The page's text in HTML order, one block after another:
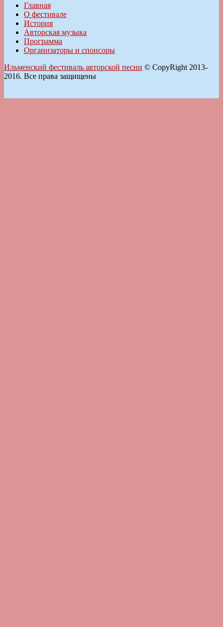
Главная
О фестивале
История
Авторская музыка
Программа
Организаторы и спонсоры
Ильменский фестиваль авторской песни © CopyRight 2013-
2016. Все права защищены